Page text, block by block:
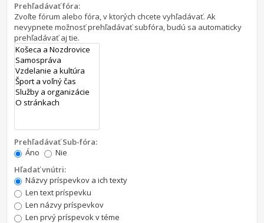
Prehľadávať fóra:
Zvoľte fórum alebo fóra, v ktorých chcete vyhľadávať. Ak
nevypnete možnosť prehľadávať subfóra, budú sa automaticky
prehľadávať aj tie.
Prehľadávať Sub-fóra:
Áno
Nie
Hľadať vnútri:
Názvy príspevkov a ich texty
Len text príspevku
Len názvy príspevkov
Len prvý príspevok v téme